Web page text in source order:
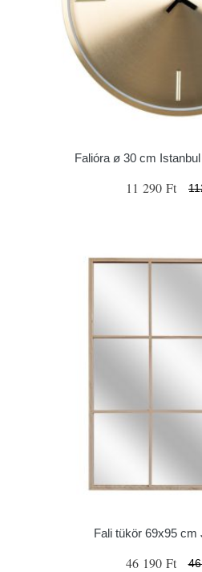
Falióra ø 30 cm
11 290 Ft
Fali tükör 69x95 cm
46 190 Ft